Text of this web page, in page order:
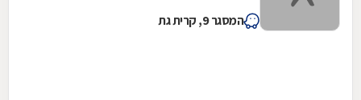
המסגר 9, קרית גת